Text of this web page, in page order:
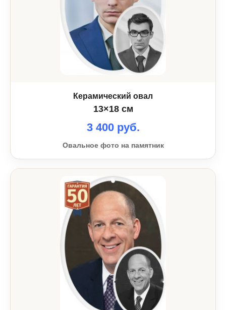
Керамический овал
13×18 см
3 400 руб.
Овальное фото на памятник